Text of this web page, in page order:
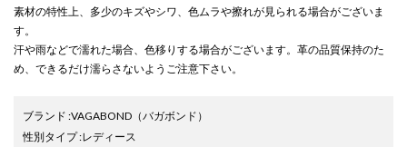
素材の特性上、多少のキズやシワ、色ムラや擦れが見られる場合がございま
す。
汗や雨などで濡れた場合、色移りする場合がございます。革の品質保持のた
め、できるだけ濡らさないようご注意下さい。
ブランド :VAGABOND （バガボンド）
性別タイプ:レディース